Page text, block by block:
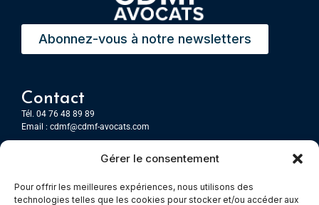
Gérer le consentement
Pour offrir les meilleures expériences, nous utilisons des
technologies telles que les cookies pour stocker et/ou accéder aux
Abonnez-vous à notre newsletters
Contact
Tél. 04 76 48 89 89
Email : cdmf@cdmf-avocats.com
7 Place Firmin Gautier
CS 80476